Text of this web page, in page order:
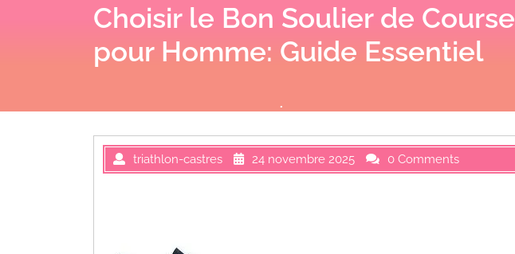
Choisir le Bon Soulier de Course
pour Homme: Guide Essentiel
triathlon-castres 24 novembre 2025 0 Comments